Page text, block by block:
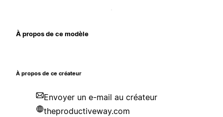
À propos de ce modèle
À propos de ce créateur
Envoyer un e-mail au créateur
theproductiveway.com